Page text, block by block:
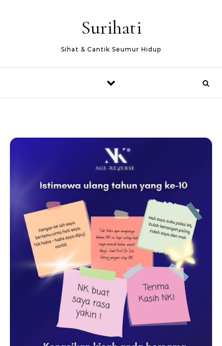
Surihati
Sihat & Cantik Seumur Hidup